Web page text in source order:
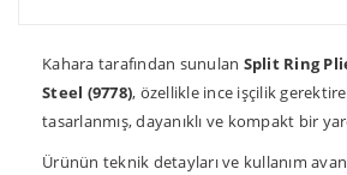
Kahara tarafından sunulan Split Ring
Steel (9778), özellikle ince işçilik
tasarlanmış, dayanıklı ve kompakt bir
Ürünün teknik detayları ve kullanım